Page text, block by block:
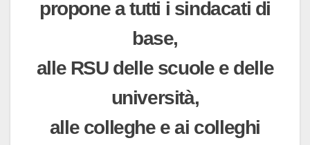
propone a tutti i sindacati di
base,
alle RSU delle scuole e delle
università,
alle colleghe e ai colleghi